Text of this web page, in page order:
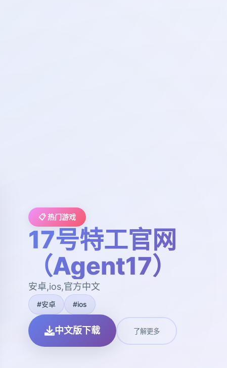
📋 热门游戏
17号特工官网
（Agent17）
安卓,ios,官方中文
#安卓 #ios
中文版下载 了解更多